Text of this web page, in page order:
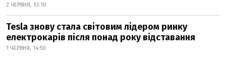
2 ЧЕРВНЯ, 13:10
Tesla знову стала світовим лідером ринку
електрокарів після понад року відставання
1 ЧЕРВНЯ, 14:50